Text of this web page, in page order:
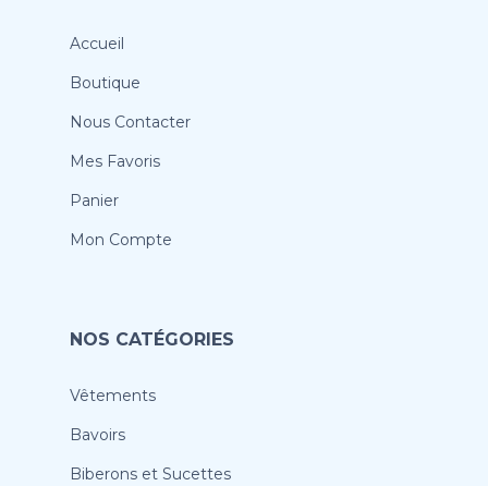
Accueil
Boutique
Nous Contacter
Mes Favoris
Panier
Mon Compte
NOS CATÉGORIES
Vêtements
Bavoirs
Biberons et Sucettes